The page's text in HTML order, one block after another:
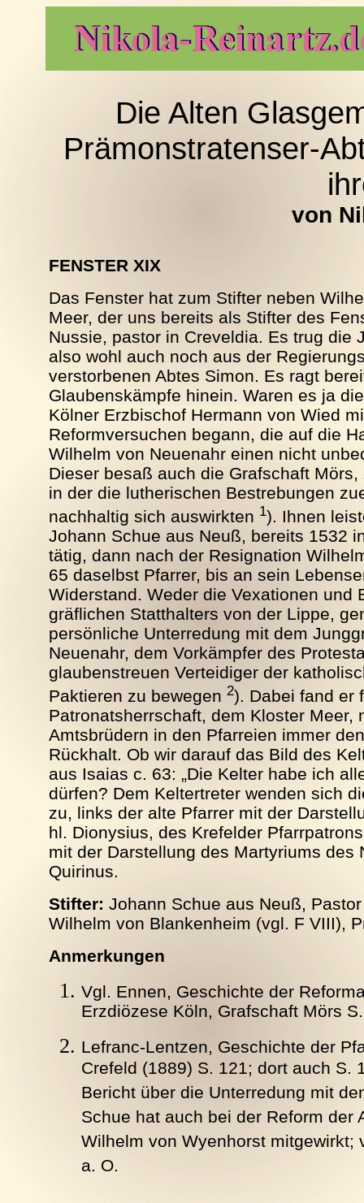
Die Alten
Prämonstratenser-
von
FENSTER XIX
Das Fenster hat zum Stifter neben
Meer, der uns bereits als Stifter des
Nussie, pastor in Creveldia. Es trug die
also wohl auch noch aus der
verstorbenen Abtes Simon. Es ragt
Glaubenskämpfe hinein. Waren es ja
Kölner Erzbischof Hermann von Wied
Reformversuchen begann, die auf die
Wilhelm von Neuenahr einen nicht
Dieser besaß auch die Grafschaft
in der die lutherischen Bestrebungen
nachhaltig sich auswirkten 1). Ihnen
Johann Schue aus Neuß, bereits 1532
tätig, dann nach der Resignation
65 daselbst Pfarrer, bis an sein
Widerstand. Weder die Vexationen und
gräflichen Statthalters von der Lippe,
persönliche Unterredung mit dem
Neuenahr, dem Vorkämpfer des
glaubenstreuen Verteidiger der
Paktieren zu bewegen 2). Dabei fand er
Patronatsherrschaft, dem Kloster Meer,
Amtsbrüdern in den Pfarreien immer
Rückhalt. Ob wir darauf das Bild des
aus Isaias c. 63: „Die Kelter habe ich
dürfen? Dem Keltertreter wenden sich
zu, links der alte Pfarrer mit der
hl. Dionysius, des Krefelder
mit der Darstellung des Martyriums des
Quirinus.
Stifter: Johann Schue aus Neuß,
Wilhelm von Blankenheim (vgl. F VIII),
Anmerkungen
Vgl. Ennen, Geschichte der
Erzdiözese Köln, Grafschaft Mörs
Lefranc-Lentzen, Geschichte der
Crefeld (1889) S. 121; dort auch S.
Bericht über die Unterredung mit
Schue hat auch bei der Reform der
Wilhelm von Wyenhorst mitgewirkt;
a. O.